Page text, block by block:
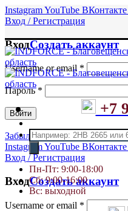
InstagramYouTube ВКонтакте
Вход / Регистрация
ВходСоздать аккаунт
Username or email *
Пароль*
Войти
Забыли пароль?
InstagramYouTube ВКонтакте
Вход / Регистрация
ВходСоздать аккаунт
Username or email *
+7
Поиск
товаров
Пн-Пт: 9:00-18:00
Сб: 9:00-16:00
Вс: выходной